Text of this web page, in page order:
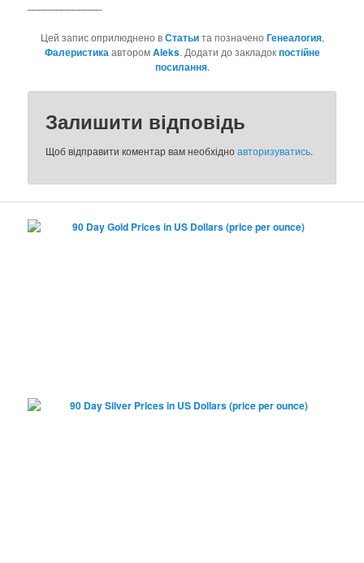
Цей запис оприлюднено вСтатьита позначено Генеалогия,
Фалеристика авторомAleks. Додати до закладокпостійне
посилання.
Залишити відповідь
Щоб відправити коментар вам необхідноавторизуватись.